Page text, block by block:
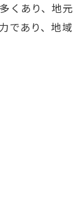
あり、地
あり、地